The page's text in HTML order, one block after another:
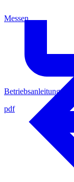
Betriebsanleitung Teil
pdf
Messen